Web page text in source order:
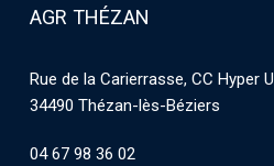
AGR THÉZAN
Rue de la Carierrasse, CC Hyper U
34490 Thézan-lès-Béziers
04 67 98 36 02